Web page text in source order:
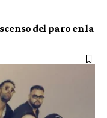
del paro en la